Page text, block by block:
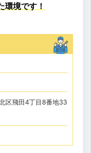
環境です！
区飛田4丁目8番地33